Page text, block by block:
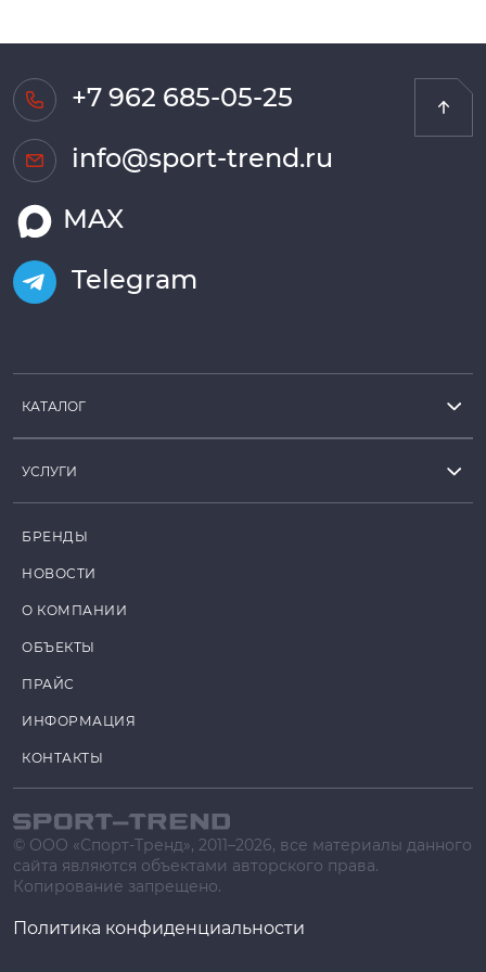
+7 962 685-05-25
info@sport-trend.ru
MAX
Telegram
КАТАЛОГ
УСЛУГИ
БРЕНДЫ
НОВОСТИ
О КОМПАНИИ
ОБЪЕКТЫ
ПРАЙС
ИНФОРМАЦИЯ
КОНТАКТЫ
© ООО «Спорт-Тренд», 2011–2026, все материалы данного
сайта являются объектами авторского права.
Копирование запрещено.
Политика конфиденциальности